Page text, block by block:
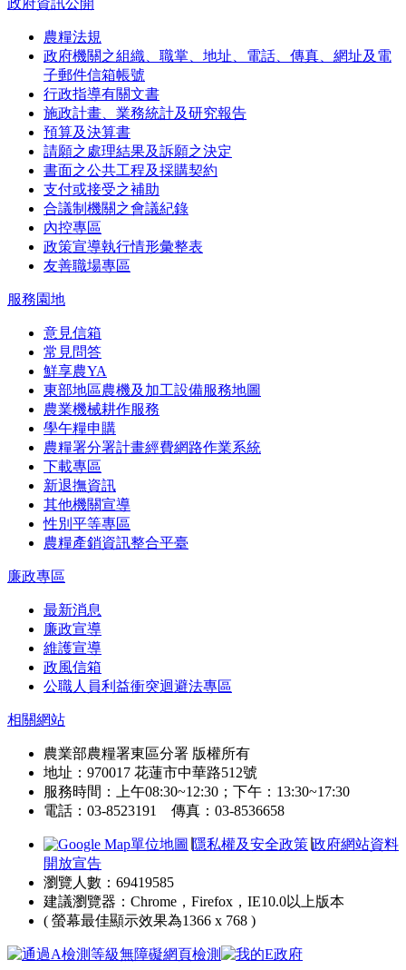
農糧法規
政府機關之組織、職掌、地址、電話、傳真、網址及電
子郵件信箱帳號
行政指導有關文書
施政計畫、業務統計及研究報告
預算及決算書
請願之處理結果及訴願之決定
書面之公共工程及採購契約
支付或接受之補助
合議制機關之會議紀錄
內控專區
政策宣導執行情形彙整表
友善職場專區
服務園地
意見信箱
常見問答
鮮享農YA
東部地區農機及加工設備服務地圖
農業機械耕作服務
學午糧申購
農糧署分署計畫經費網路作業系統
下載專區
新退撫資訊
其他機關宣導
性別平等專區
農糧產銷資訊整合平臺
廉政專區
最新消息
廉政宣導
維護宣導
政風信箱
公職人員利益衝突迴避法專區
相關網站
農業部農糧署東區分署 版權所有
地址：970017 花蓮市中華路512號
服務時間：上午08:30~12:30；下午：13:30~17:30
電話：03-8523191 傳真：03-8536658
單位地圖 隱私權及安全政策 政府網站資料
開放宣告
瀏覽人數：69419585
建議瀏覽器：Chrome，Firefox，IE10.0以上版本
( 螢幕最佳顯示效果為1366 x 768 )